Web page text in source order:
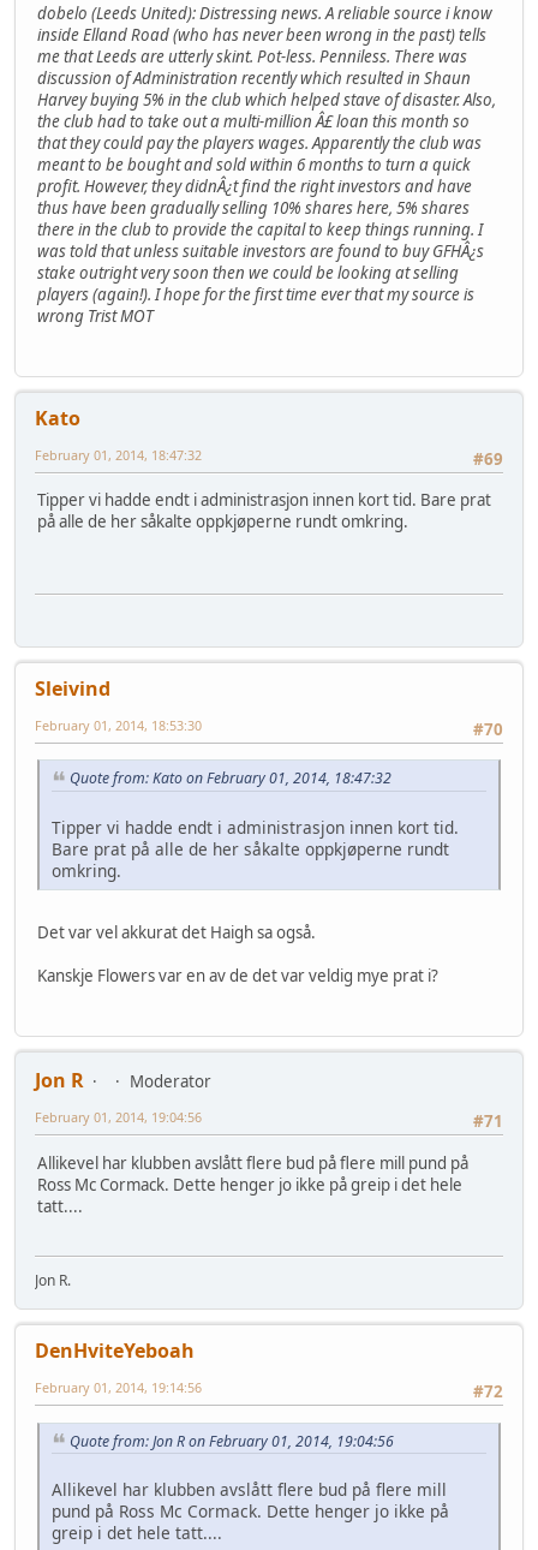
dobelo (Leeds United): Distressing news. A reliable source i know
inside Elland Road (who has never been wrong in the past) tells
me that Leeds are utterly skint. Pot-less. Penniless. There was
discussion of Administration recently which resulted in Shaun
Harvey buying 5% in the club which helped stave of disaster. Also,
the club had to take out a multi-million Â£ loan this month so
that they could pay the players wages. Apparently the club was
meant to be bought and sold within 6 months to turn a quick
profit. However, they didnÂ¿t find the right investors and have
thus have been gradually selling 10% shares here, 5% shares
there in the club to provide the capital to keep things running. I
was told that unless suitable investors are found to buy GFHÂ¿s
stake outright very soon then we could be looking at selling
players (again!). I hope for the first time ever that my source is
wrong Trist MOT
Kato
#69
February 01, 2014, 18:47:32
Tipper vi hadde endt i administrasjon innen kort tid. Bare prat
på alle de her såkalte oppkjøperne rundt omkring.
Sleivind
#70
February 01, 2014, 18:53:30
Quote from: Kato on February 01, 2014, 18:47:32
Tipper vi hadde endt i administrasjon innen kort tid.
Bare prat på alle de her såkalte oppkjøperne rundt
omkring.
Det var vel akkurat det Haigh sa også.
Kanskje Flowers var en av de det var veldig mye prat i?
Jon R
Moderator
#71
February 01, 2014, 19:04:56
Allikevel har klubben avslått flere bud på flere mill pund på
Ross Mc Cormack. Dette henger jo ikke på greip i det hele
tatt....
Jon R.
DenHviteYeboah
#72
February 01, 2014, 19:14:56
Quote from: Jon R on February 01, 2014, 19:04:56
Allikevel har klubben avslått flere bud på flere mill
pund på Ross Mc Cormack. Dette henger jo ikke på
greip i det hele tatt....